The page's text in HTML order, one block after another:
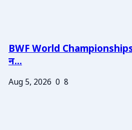
BWF World
न...
Aug 5, 2026 0 8